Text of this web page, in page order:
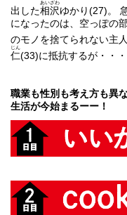
出した相沢
あいざわ
ゆかり(27)。
になったのは、空っぽの
のモノを捨てられない主
仁
じん
(33)に抵抗するが・・・
職業も性別も考え方も異
生活が今始まるーー！